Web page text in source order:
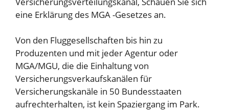
eine Erklärung des MGA -Gesetzes an.
Von den Fluggesellschaften bis hin zu
Produzenten und mit jeder Agentur oder
MGA/MGU, die die Einhaltung von
Versicherungsverkaufskanälen für
Versicherungskanäle in 50 Bundesstaaten
aufrechterhalten, ist kein Spaziergang im Park.